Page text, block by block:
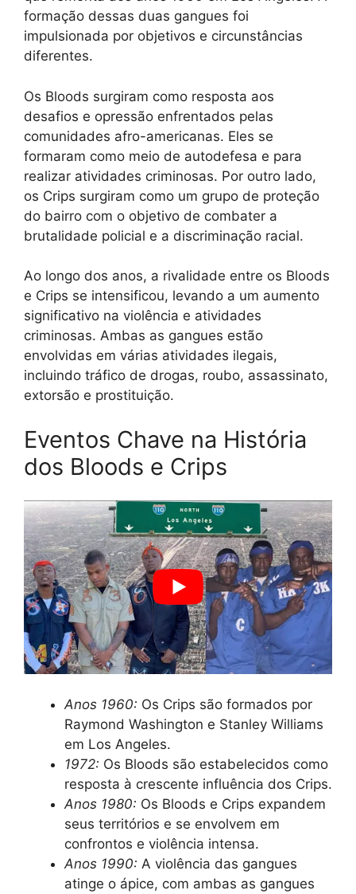
formação dessas duas gangues foi
impulsionada por objetivos e circunstâncias
diferentes.
Os Bloods surgiram como resposta aos
desafios e opressão enfrentados pelas
comunidades afro-americanas. Eles se
formaram como meio de autodefesa e para
realizar atividades criminosas. Por outro lado,
os Crips surgiram como um grupo de proteção
do bairro com o objetivo de combater a
brutalidade policial e a discriminação racial.
Ao longo dos anos, a rivalidade entre os Bloods
e Crips se intensificou, levando a um aumento
significativo na violência e atividades
criminosas. Ambas as gangues estão
envolvidas em várias atividades ilegais,
incluindo tráfico de drogas, roubo, assassinato,
extorsão e prostituição.
Eventos Chave na História
dos Bloods e Crips
Anos 1960: Os Crips são formados por
Raymond Washington e Stanley Williams
em Los Angeles.
1972: Os Bloods são estabelecidos como
resposta à crescente influência dos Crips.
Anos 1980: Os Bloods e Crips expandem
seus territórios e se envolvem em
confrontos e violência intensa.
Anos 1990: A violência das gangues
atinge o ápice, com ambas as gangues